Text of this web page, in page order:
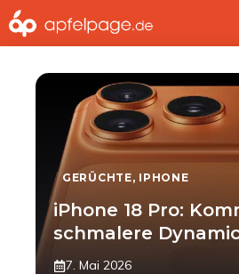
Zum
Inhalt
GERÜCHTE, IPHONE
iPhone 18 Pro:
schmalere
7. Mai 2026